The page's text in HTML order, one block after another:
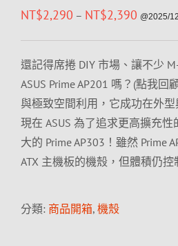
NT$2,290 – NT$2,390 @2025/
還記得席捲 DIY 市場、讓不少
ASUS Prime AP201 嗎？(點我
與極致空間利用，它成功在外
現在 ASUS 為了追求更高擴充
大的 Prime AP303！雖然 Prime
ATX 主機板的機殼，但體積仍
分類: 商品開箱, 機殼